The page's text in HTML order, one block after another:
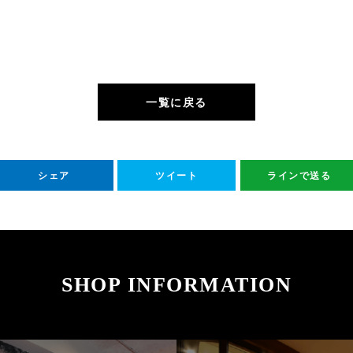
一覧に戻る
シェア ツイート ラインで送る
SHOP INFORMATION